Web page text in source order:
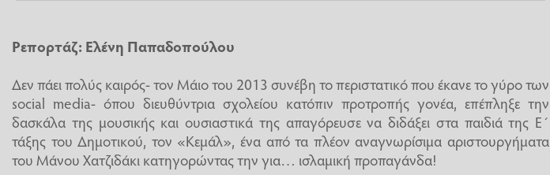
Ρεπορτάζ: Ελένη Παπαδοπούλου
Δεν πάει πολύς καιρός- τον Μάιο του 2013 συνέβη το περιστατικό που έκανε το γύρο των
social media- όπου διευθύντρια σχολείου κατόπιν προτροπής γονέα, επέπληξε την
δασκάλα της μουσικής και ουσιαστικά της απαγόρευσε να διδάξει στα παιδιά της Ε΄
τάξης του Δημοτικού, τον «Κεμάλ», ένα από τα πλέον αναγνωρίσιμα αριστουργήματα
του Μάνου Χατζιδάκι κατηγορώντας την για… ισλαμική προπαγάνδα!